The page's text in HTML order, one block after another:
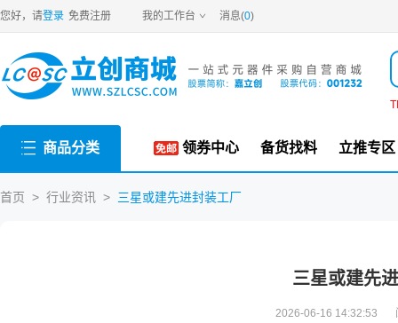
您好，请登录 免费注册 我的工作台 消息(0)
TI
商品分类 领券中心 备货找料 立推专区
首页 > 行业资讯 > 三星或建先进封装工厂
三星或建先
2026-06-16 14:32:53